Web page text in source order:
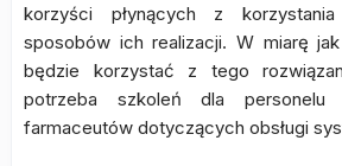
korzyści płynących z
sposobów ich realizacji. W miarę
będzie korzystać z tego
potrzeba szkoleń dla personelu
farmaceutów dotyczących obsługi